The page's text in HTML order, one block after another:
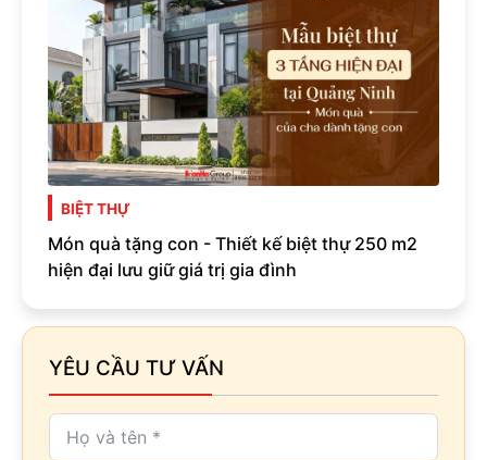
BIỆT THỰ
Món quà tặng con - Thiết kế biệt thự 250 m2
hiện đại lưu giữ giá trị gia đình
YÊU CẦU TƯ VẤN